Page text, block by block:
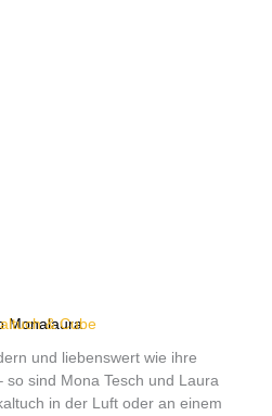
Monalaura
& Cube
und liebenswert wie ihre
so sind Mona Tesch und Laura
in der Luft oder an einem